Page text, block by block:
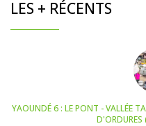
LES + RÉCENTS
YAOUNDÉ 6 : LE PONT - VALLÉE
D'ORDURES